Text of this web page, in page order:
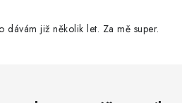
již několik let. Za mě super.